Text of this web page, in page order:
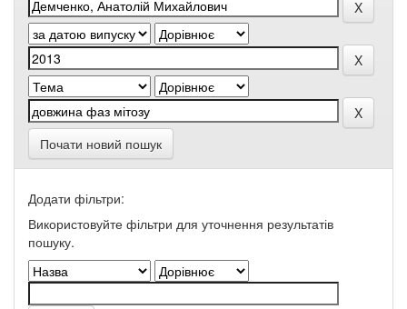
Почати новий пошук
Додати фільтри:
Використовуйте фільтри для уточнення результатів
пошуку.